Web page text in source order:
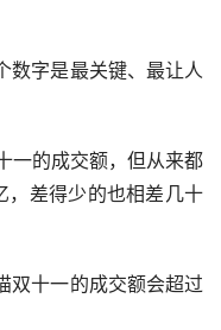
数字是最关键、最让人
一的成交额，但从来都
，差得少的也相差几十
双十一的成交额会超过